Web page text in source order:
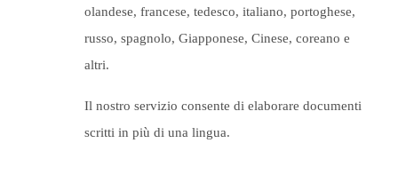
olandese, francese, tedesco, italiano, portoghese,
russo, spagnolo, Giapponese, Cinese, coreano e
altri.
Il nostro servizio consente di elaborare documenti
scritti in più di una lingua.